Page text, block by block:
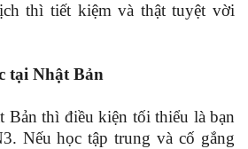
thì tiết kiệm và thật tuyệt vời
tại Nhật Bản
Bản thì điều kiện tối thiểu là bạn
Nếu học tập trung và cố gắng